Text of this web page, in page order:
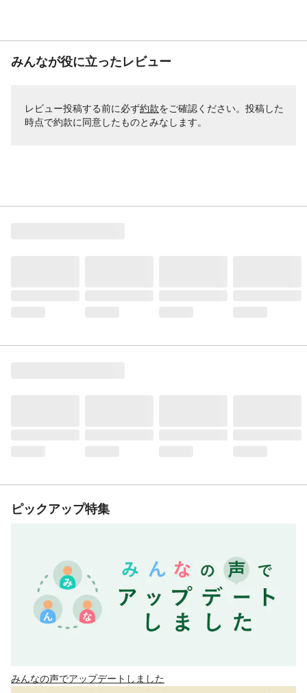
みんなが役に立ったレビュー
レビュー投稿する前に必ず約款をご確認ください。投稿した
時点で約款に同意したものとみなします。
ピックアップ特集
みんなの声でアップデートしました